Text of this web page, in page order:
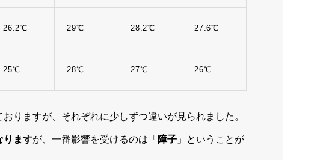
26.2℃ 29℃ 28.2℃ 27.6℃
25℃ 28℃ 27℃ 26℃
りますが、それぞれに少しずつ違いが見られました。
りますが、一番影響を受けるのは「 障子 」ということが